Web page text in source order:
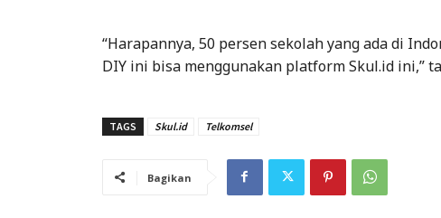
“Harapannya, 50 persen sekolah yang ada di
DIY ini bisa menggunakan platform Skul.id ini,”
TAGS Skul.id Telkomsel
Bagikan